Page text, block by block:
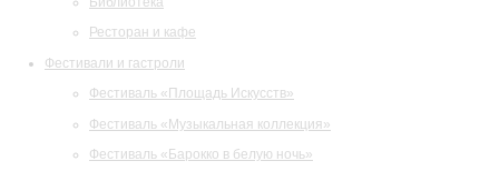
Ресторан и кафе
Фестивали и гастроли
Фестиваль «Площадь Искусств»
Фестиваль «Музыкальная коллекция»
Фестиваль «Барокко в белую ночь»